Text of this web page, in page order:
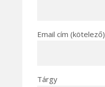
Email cím (kötelező)
Tárgy